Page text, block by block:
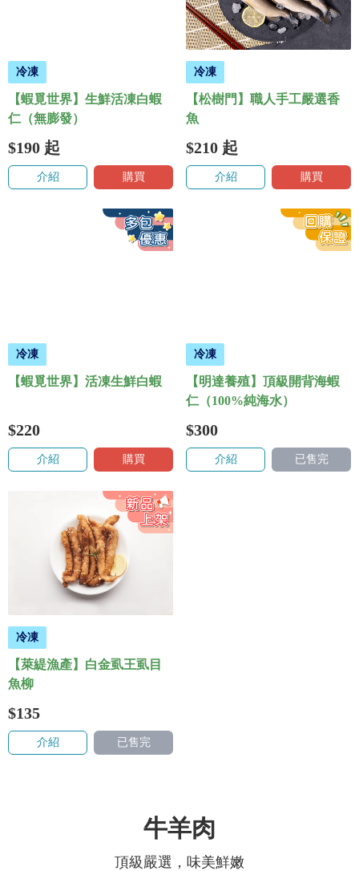
冷凍
【蝦覓世界】生鮮活凍白蝦
仁（無膨發）
$190 起
介紹 購買
冷凍
【松樹門】職人手工嚴選香
魚
$210 起
介紹 購買
冷凍
【蝦覓世界】活凍生鮮白蝦
$220
介紹 購買
冷凍
【明達養殖】頂級開背海蝦
仁（100%純海水）
$300
介紹 已售完
冷凍
【萊緹漁產】白金虱王虱目
魚柳
$135
介紹 已售完
牛羊肉
頂級嚴選，味美鮮嫩